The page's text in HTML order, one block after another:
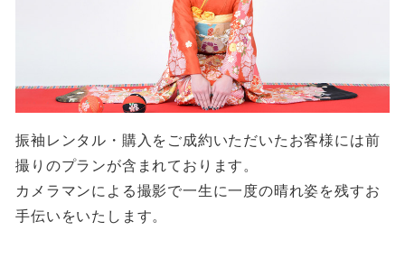
振袖レンタル・購入をご成約いただいたお客様には前
撮りのプランが含まれております。
カメラマンによる撮影で一生に一度の晴れ姿を残すお
手伝いをいたします。